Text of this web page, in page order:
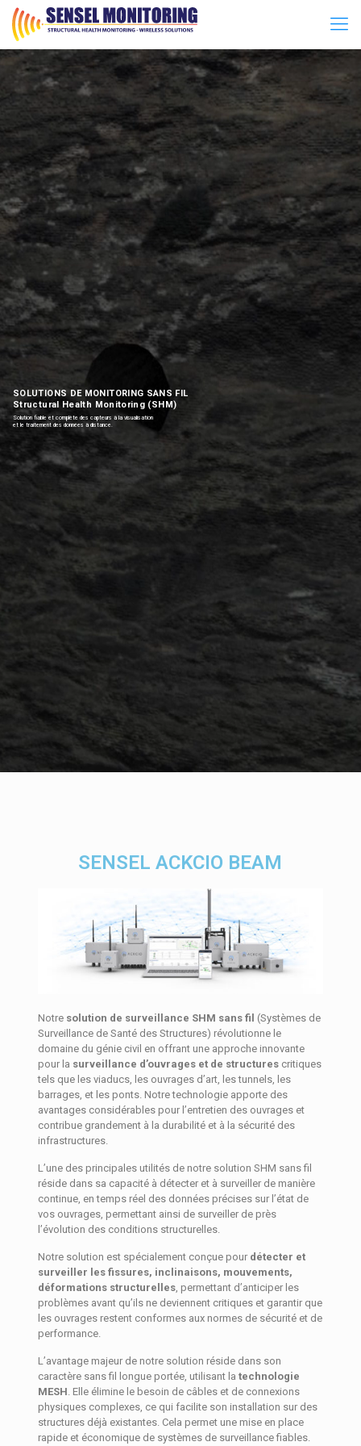
SOLUTIONS DE MONITORING SANS FIL
Structural Health Monitoring (SHM)
Solution fiable et complète des capteurs à la visualisation
et le traitement des données à distance.
SENSEL ACKCIO BEAM
Notre solution de surveillance SHM sans fil (Systèmes de
Surveillance de Santé des Structures) révolutionne le
domaine du génie civil en offrant une approche innovante
pour la surveillance d’ouvrages et de structurescritiques
tels que les viaducs, les ouvrages d’art, les tunnels, les
barrages, et les ponts. Notre technologie apporte des
avantages considérables pour l’entretien des ouvrages et
contribue grandement à la durabilité et à la sécurité des
infrastructures.
L’une des principales utilités de notre solution SHM sans fil
réside dans sa capacité à détecter et à surveiller de manière
continue, en temps réel des données précises sur l’état de
vos ouvrages, permettant ainsi de surveiller de près
l’évolution des conditions structurelles.
Notre solution est spécialement conçue pour détecter et
surveiller les fissures, inclinaisons, mouvements,
déformations structurelles, permettant d’anticiper les
problèmes avant qu’ils ne deviennent critiques et garantir que
les ouvrages restent conformes aux normes de sécurité et de
performance.
L’avantage majeur de notre solution réside dans son
caractère sans fil longue portée, utilisant la technologie
MESH . Elle élimine le besoin de câbles et de connexions
physiques complexes, ce qui facilite son installation sur des
structures déjà existantes. Cela permet une mise en place
rapide et économique de systèmes de surveillance fiables.